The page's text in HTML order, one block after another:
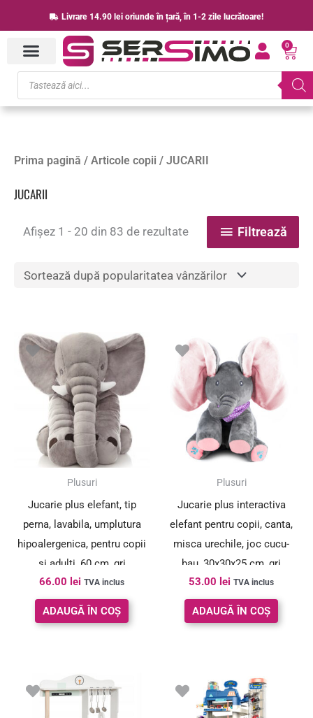
to
content
Livrare 14.90 lei oriunde în țară, în 1-2 zile lucrătoare!
0
Cart
Products
search
Prima pagină / Articole copii / JUCARII
JUCARII
Afișez 1 - 20 din 83 de rezultate
Sortat
după
Filtrează
Plusuri
Jucarie plus elefant, tip
perna, lavabila, umplutura
hipoalergenica, pentru copii
si adulti, 60 cm, gri
66.00 lei TVA inclus
ADAUGĂ ÎN COȘ
Plusuri
Jucarie plus interactiva
elefant pentru copii, canta,
misca urechile, joc cucu-
bau, 30x30x25 cm, gri
53.00 lei TVA inclus
ADAUGĂ ÎN COȘ